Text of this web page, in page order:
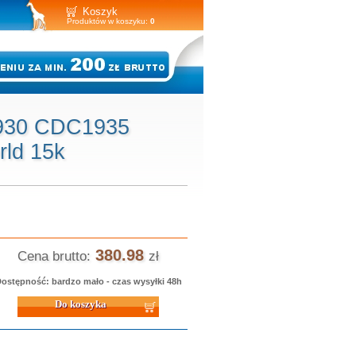
Koszyk
Produktów w koszyku: 0
CDC1935
15k
Cena brutto: 380.98 zł
bardzo mało - czas wysyłki 48h
koszyka